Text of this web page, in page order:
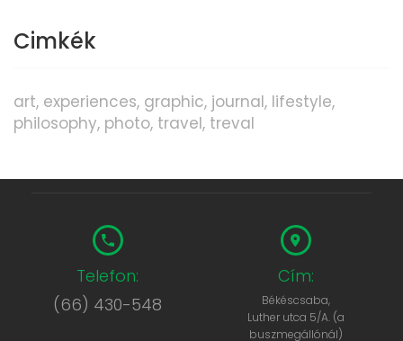
Cimkék
art experiences graphic journal lifestyle
philosophy photo travel treval
Telefon:
(66) 430-548
Cím:
Békéscsaba,
Luther utca 5/A. (a
buszmegállónál)